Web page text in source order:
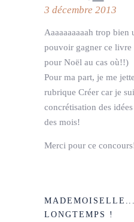
3 décembre 2013
Aaaaaaaaaah trop bien
pouvoir gagner ce livre
pour Noël au cas où!!)
Pour ma part, je me
rubrique Créer car je
concrétisation des
des mois!
Merci pour ce
LONGTEMPS !